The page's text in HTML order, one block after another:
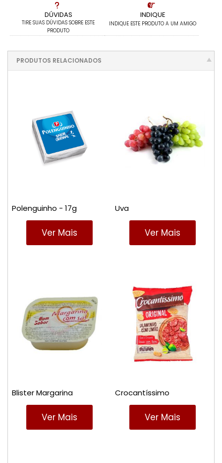
DÚVIDAS
TIRE SUAS DÚVIDAS SOBRE ESTE
PRODUTO
INDIQUE
INDIQUE ESTE PRODUTO A UM AMIGO
PRODUTOS RELACIONADOS
Polenguinho - 17g
Ver Mais
Uva
Ver Mais
Blister Margarina
Ver Mais
Crocantíssimo
Ver Mais